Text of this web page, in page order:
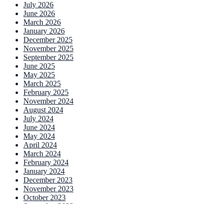
July 2026
June 2026
March 2026
January 2026
December 2025
November 2025
September 2025
June 2025
May 2025
March 2025
February 2025
November 2024
August 2024
July 2024
June 2024
May 2024
April 2024
March 2024
February 2024
January 2024
December 2023
November 2023
October 2023